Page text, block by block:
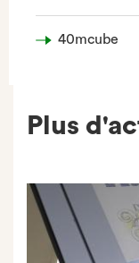
40mcube
Plus